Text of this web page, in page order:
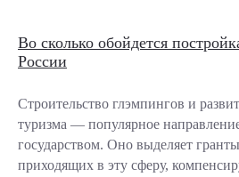
Во сколько обойдется
России
Строительство глэмпингов и
туризма — популярное
государством. Оно выделяет
приходящих в эту сферу,